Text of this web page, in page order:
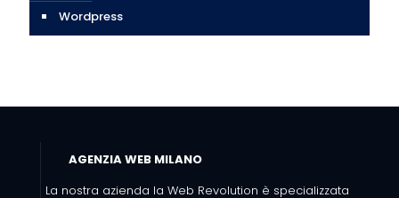
Wordpress
AGENZIA WEB MILANO
La nostra azienda la Web Revolution è specializzata